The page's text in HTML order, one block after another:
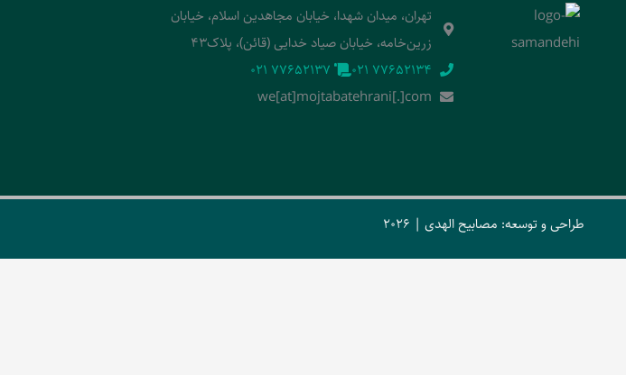
تهران، میدان شهدا، خیابان مجاهدین اسلام، خیابان
زرین‌خامه، خیابان صیاد خدایی (قائن)، پلاک43
‭021 77652134‬
‭021 77652137‬
we[at]mojtabatehrani[.]com
طراحی و توسعه: مصابیح الهدی | 2026